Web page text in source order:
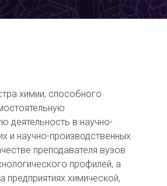
химии, способного
деятельность в научно-
и научно-производственных
преподавателя вузов
профилей, а
предприятиях химической,